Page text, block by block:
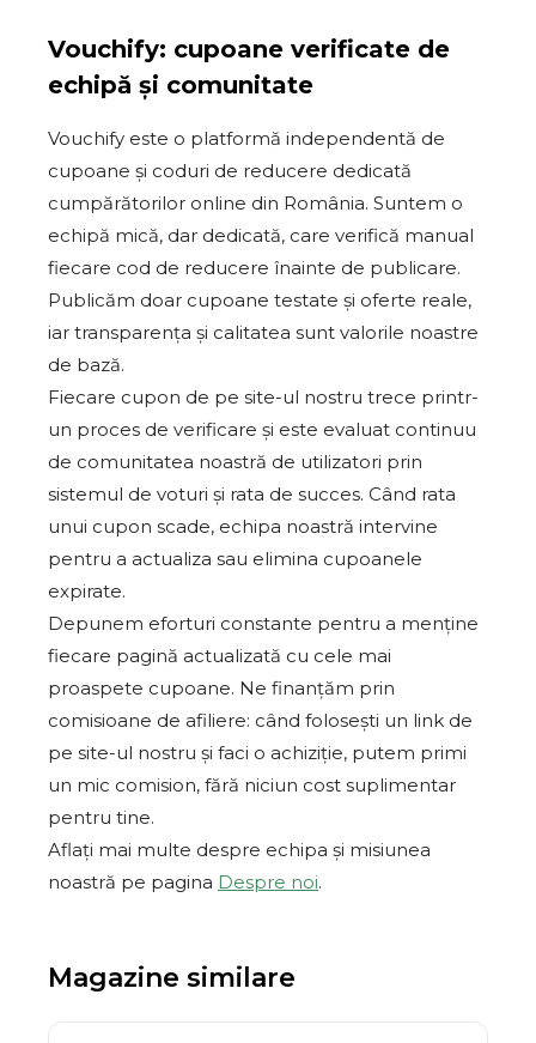
Vouchify: cupoane verificate de
echipă și comunitate
Vouchify este o platformă independentă de
cupoane și coduri de reducere dedicată
cumpărătorilor online din România. Suntem o
echipă mică, dar dedicată, care verifică manual
fiecare cod de reducere înainte de publicare.
Publicăm doar cupoane testate și oferte reale,
iar transparența și calitatea sunt valorile noastre
de bază.
Fiecare cupon de pe site-ul nostru trece printr-
un proces de verificare și este evaluat continuu
de comunitatea noastră de utilizatori prin
sistemul de voturi și rata de succes. Când rata
unui cupon scade, echipa noastră intervine
pentru a actualiza sau elimina cupoanele
expirate.
Depunem eforturi constante pentru a menține
fiecare pagină actualizată cu cele mai
proaspete cupoane. Ne finanțăm prin
comisioane de afiliere: când folosești un link de
pe site-ul nostru și faci o achiziție, putem primi
un mic comision, fără niciun cost suplimentar
pentru tine.
Aflați mai multe despre echipa și misiunea
noastră pe pagina Despre noi.
Magazine similare